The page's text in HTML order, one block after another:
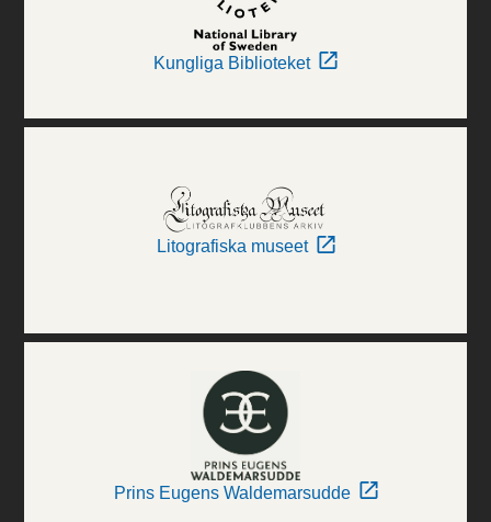
Kungliga Biblioteket
Litografiska museet
Prins Eugens Waldemarsudde